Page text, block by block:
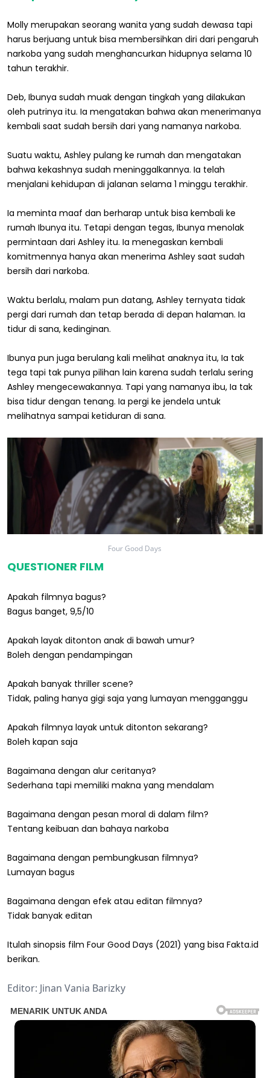
Molly merupakan seorang wanita yang sudah dewasa tapi
harus berjuang untuk bisa membersihkan diri dari pengaruh
narkoba yang sudah menghancurkan hidupnya selama 10
tahun terakhir.
Deb, Ibunya sudah muak dengan tingkah yang dilakukan
oleh putrinya itu. Ia mengatakan bahwa akan menerimanya
kembali saat sudah bersih dari yang namanya narkoba.
Suatu waktu, Ashley pulang ke rumah dan mengatakan
bahwa kekashnya sudah meninggalkannya. Ia telah
menjalani kehidupan di jalanan selama 1 minggu terakhir.
Ia meminta maaf dan berharap untuk bisa kembali ke
rumah Ibunya itu. Tetapi dengan tegas, Ibunya menolak
permintaan dari Ashley itu. Ia menegaskan kembali
komitmennya hanya akan menerima Ashley saat sudah
bersih dari narkoba.
Waktu berlalu, malam pun datang, Ashley ternyata tidak
pergi dari rumah dan tetap berada di depan halaman. Ia
tidur di sana, kedinginan.
Ibunya pun juga berulang kali melihat anaknya itu, Ia tak
tega tapi tak punya pilihan lain karena sudah terlalu sering
Ashley mengecewakannya. Tapi yang namanya ibu, Ia tak
bisa tidur dengan tenang. Ia pergi ke jendela untuk
melihatnya sampai ketiduran di sana.
Four Good Days
QUESTIONER FILM
Apakah filmnya bagus?
Bagus banget, 9,5/10
Apakah layak ditonton anak di bawah umur?
Boleh dengan pendampingan
Apakah banyak thriller scene?
Tidak, paling hanya gigi saja yang lumayan mengganggu
Apakah filmnya layak untuk ditonton sekarang?
Boleh kapan saja
Bagaimana dengan alur ceritanya?
Sederhana tapi memiliki makna yang mendalam
Bagaimana dengan pesan moral di dalam film?
Tentang keibuan dan bahaya narkoba
Bagaimana dengan pembungkusan filmnya?
Lumayan bagus
Bagaimana dengan efek atau editan filmnya?
Tidak banyak editan
Itulah sinopsis film Four Good Days (2021) yang bisa Fakta.id
berikan.
Editor: Jinan Vania Barizky